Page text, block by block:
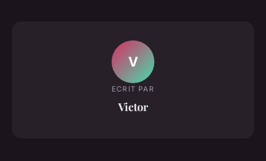
V
ECRIT PAR
Victor